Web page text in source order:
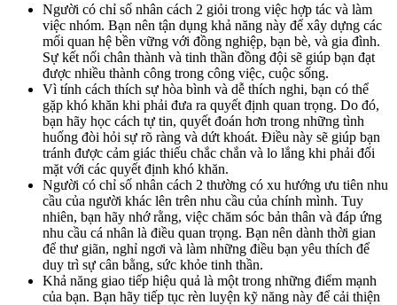
Người có chỉ số nhân cách 2 giỏi trong việc hợp tác và làm
việc nhóm. Bạn nên tận dụng khả năng này để xây dựng các
mối quan hệ bền vững với đồng nghiệp, bạn bè, và gia đình.
Sự kết nối chân thành và tinh thần đồng đội sẽ giúp bạn đạt
được nhiều thành công trong công việc, cuộc sống.
Vì tính cách thích sự hòa bình và dễ thích nghi, bạn có thể
gặp khó khăn khi phải đưa ra quyết định quan trọng. Do đó,
bạn hãy học cách tự tin, quyết đoán hơn trong những tình
huống đòi hỏi sự rõ ràng và dứt khoát. Điều này sẽ giúp bạn
tránh được cảm giác thiếu chắc chắn và lo lắng khi phải đối
mặt với các quyết định khó khăn.
Người có chỉ số nhân cách 2 thường có xu hướng ưu tiên nhu
cầu của người khác lên trên nhu cầu của chính mình. Tuy
nhiên, bạn hãy nhớ rằng, việc chăm sóc bản thân và đáp ứng
nhu cầu cá nhân là điều quan trọng. Bạn nên dành thời gian
để thư giãn, nghỉ ngơi và làm những điều bạn yêu thích để
duy trì sự cân bằng, sức khỏe tinh thần.
Khả năng giao tiếp hiệu quả là một trong những điểm mạnh
của bạn. Bạn hãy tiếp tục rèn luyện kỹ năng này để cải thiện